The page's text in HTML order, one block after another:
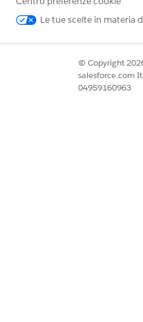
Le tue scelte in materia
© Copyright
salesforce.com
04959160963